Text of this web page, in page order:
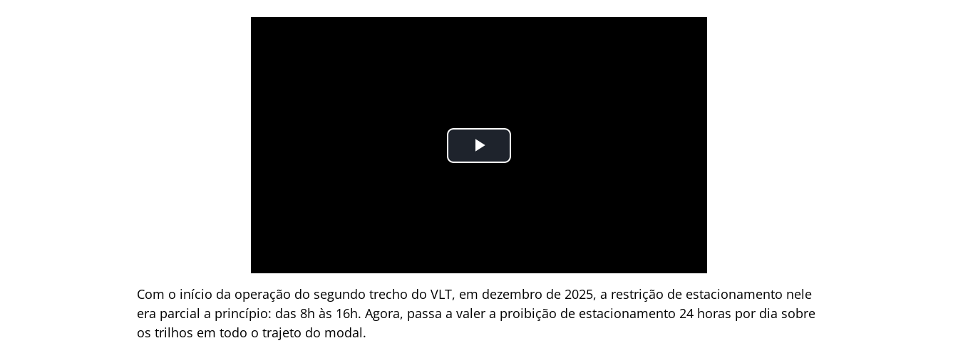
Com o início da operação do segundo trecho do VLT, em dezembro de 2025, a restrição de estacionamento nele
era parcial a princípio: das 8h às 16h. Agora, passa a valer a proibição de estacionamento 24 horas por dia sobre
os trilhos em todo o trajeto do modal.